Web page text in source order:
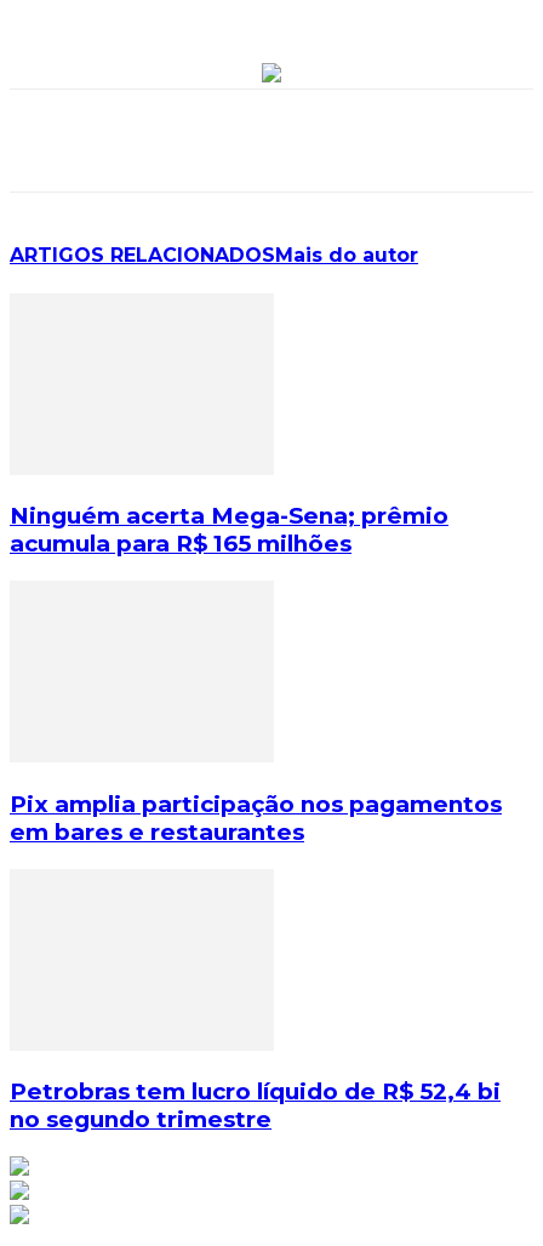
ARTIGOS RELACIONADOS Mais do autor
Ninguém acerta Mega-Sena; prêmio
acumula para R$ 165 milhões
Pix amplia participação nos pagamentos
em bares e restaurantes
Petrobras tem lucro líquido de R$ 52,4 bi
no segundo trimestre